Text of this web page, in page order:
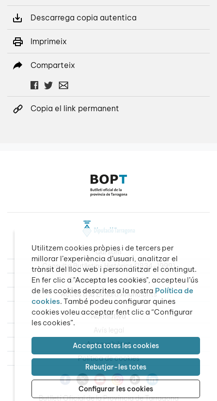
Descarrega copia autentica
Imprimeix
Comparteix
Copia el link permanent
Qui som
Consulta Butlletins Històrics (1834-1999)
Dades obertes del BOPT
Accés a la Zona d’Anunciants
Normativa
Avís legal
Accessibilitat
Política de cookies
Butlletí Oficial de la Província de Tarragona
Utilitzem cookies pròpies i de tercers per
millorar l’experiència d’usuari, analitzar el
trànsit del lloc web i personalitzar el contingut.
En fer clic a "Accepta les cookies", accepteu l’ús
de les cookies descrites a la nostra Política de
cookies. També podeu configurar quines
cookies voleu acceptar fent clic a “Configurar
les cookies”.
Accepta totes les cookies
Rebutjar-les totes
Configurar les cookies